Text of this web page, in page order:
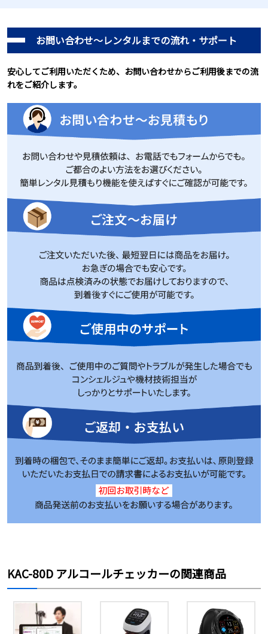
お問い合わせ～レンタルまでの流れ・サポート
安心してご利用いただくため、お問い合わせからご利用後までの流
れをご紹介します。
KAC-80D アルコールチェッカーの関連商品